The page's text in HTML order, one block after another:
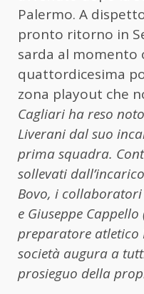
Palermo. A
pronto ritorno in
sarda al momento
quattordicesima
zona playout che
Cagliari ha reso
Liverani dal suo
prima squadra.
sollevati
Bovo, i
e Giuseppe
preparatore atletico
società augura a
prosieguo della